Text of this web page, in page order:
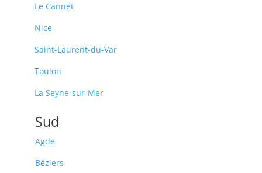
Le Cannet
Nice
Saint-Laurent-du-Var
Toulon
La Seyne-sur-Mer
Sud
Agde
Béziers